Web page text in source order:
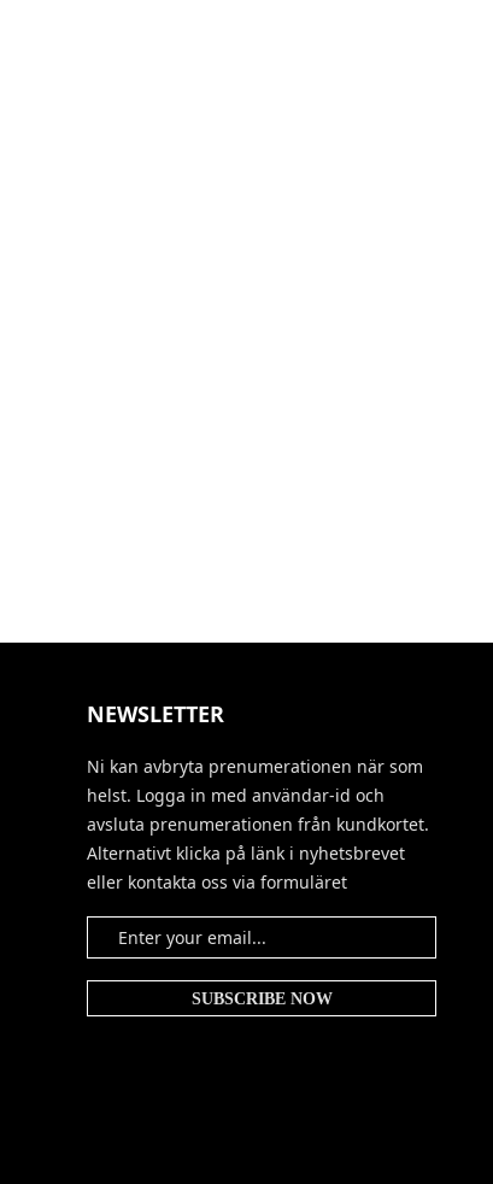
NEWSLETTER
Ni kan avbryta prenumerationen när som
helst. Logga in med användar-id och
avsluta prenumerationen från kundkortet.
Alternativt klicka på länk i nyhetsbrevet
eller kontakta oss via formuläret